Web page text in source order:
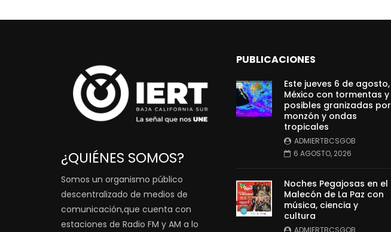
¿QUIÉNES SOMOS?
Somos un organismo público
descentralizado de medios de
comunicación,que cuenta con
estaciones de Radio FM y AM a lo
PUBLICACIONES
Este jueves 6 de agosto,
México con tormentas y
posibles granizadas por
monzón y ondas
tropicales
ADMIERTBCSGOB
6 AGOSTO, 2026
Noches Pegajosas en el
Malecón de La Paz con
música, ciencia y
cultura
ADMIERTBCSGOB